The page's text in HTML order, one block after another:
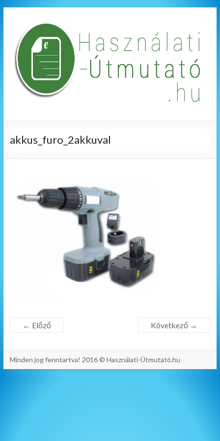
akkus_furo_2akkuval
← Előző Következő →
Minden jog fenntartva! 2016 © Használati-Útmutató.hu